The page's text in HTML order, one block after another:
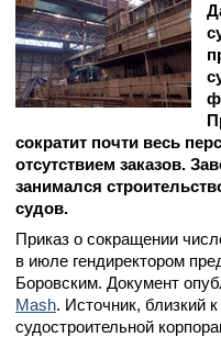
сократит почти весь
отсутствием заказов.
занимался
судов.
Приказ о сокращении
в июле гендиректором
Боровским. Документ
Mash. Источник, близкий
судостроительной